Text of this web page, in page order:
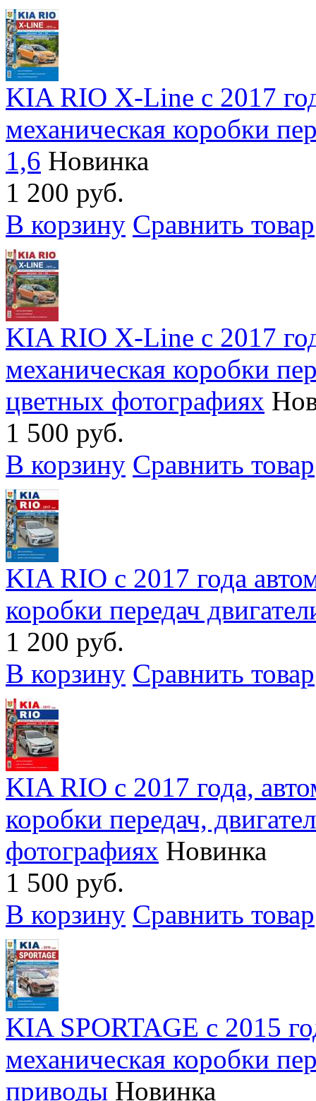
KIA RIO X-Line с 2017
механическая коробки
1,6 Новинка
1 200 руб.
В корзину Сравнить товар
KIA RIO X-Line с 2017
механическая коробки
цветных фотографиях
1 500 руб.
В корзину Сравнить товар
KIA RIO с 2017 года
коробки передач
1 200 руб.
В корзину Сравнить товар
KIA RIO с 2017 года,
коробки передач,
фотографиях Новинка
1 500 руб.
В корзину Сравнить товар
KIA SPORTAGE с 2015
механическая коробки
приводы Новинка